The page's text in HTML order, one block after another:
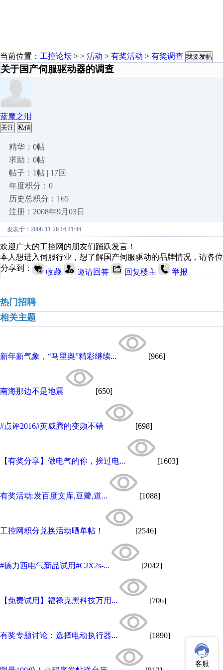
当前位置： 工控论坛 > > 活动 > 有奖活动 > 有奖调查 我要发帖
关于国产伺服驱动器的调查
蓝魔之泪
关注 私信
精华：0帖
求助：0帖
帖子：1帖 | 17回
年度积分：0
历史总积分：165
注册：2008年9月03日
发表于：2008-11-26 16:41:44
欢迎广大的工控网的朋友们踊跃发言！
本人想进入伺服行业，想了解国产伺服驱动的品牌情况，请各
分享到：
收藏 邀请回答 回复楼主 举报
热门招聘
相关主题
新年新气象，“马里奥”精彩继续... [966]
南海那边不是地震 [650]
#点评2016#英威腾的变频不错 [698]
【有奖分享】做电气的你，挨过电... [1603]
有奖活动:发百度文库,豆瓣,道... [1088]
工控网积分兑换活动晒单帖！ [2546]
#德力西电气新品试用#CJX2s-... [2042]
【免费试用】福禄克黑科技万用... [706]
有奖专题讨论：选择电动执行器... [1890]
客服